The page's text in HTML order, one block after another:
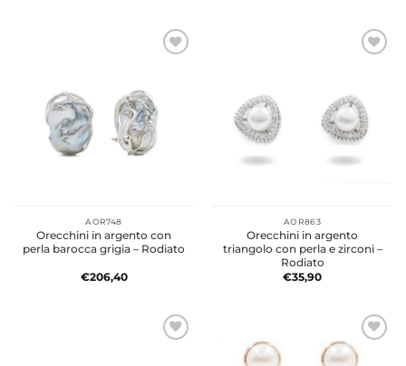
AOR748
Orecchini in argento con
perla barocca grigia – Rodiato
€206,40
AOR863
Orecchini in argento
triangolo con perla e zirconi –
Rodiato
€35,90